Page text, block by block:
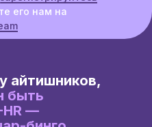
его нам на
быть
HR —
айтишников,